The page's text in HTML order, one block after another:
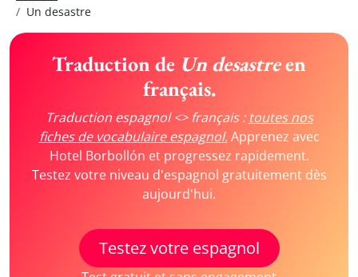
Un desastre
Traduction de Un desastreen
français.
Traduction espagnol <> français : toutes nos
fiches de vocabulaire espagnol.Apprenez avec
Hotel Borbollón et progressez rapidement.
Testez votre niveau d'espagnol gratuitement dès
aujourd'hui.
Testez votre espagnol